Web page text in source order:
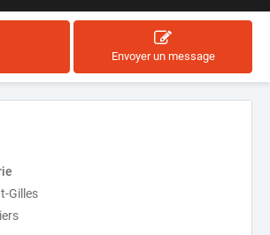
Envoyer un message
Gilles